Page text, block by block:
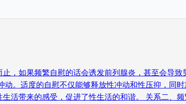
，如果频繁自慰的话会诱发前列腺炎，甚至会导
。适度的自慰不仅能够释放性冲动和性压抑，同
活带来的感受，促进了性生活的和谐。 关系二、